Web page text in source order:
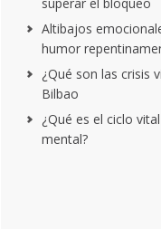
Altibajos
humor
¿Qué son las crisis
Bilbao
¿Qué es el ciclo
mental?